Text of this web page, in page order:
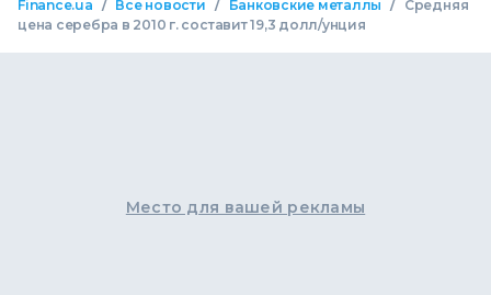
Finance.ua / Все новости / Банковские металлы /
Средняя
цена серебра в 2010 г. составит 19,3 долл/унция
Место для вашей рекламы